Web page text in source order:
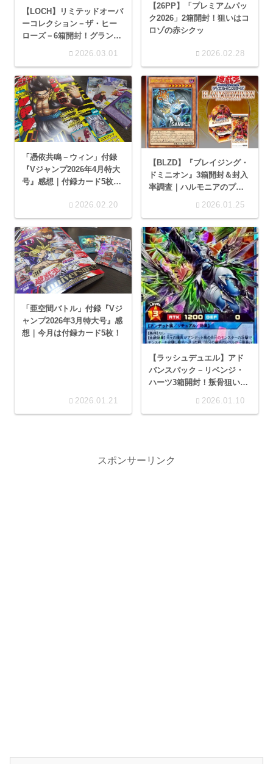
【LOCH】リミテッドオーバ
ーコレクション－ザ・ヒー
ローズ－6箱開封！グランド
マスターレア来いィ
2026.03.01
【26PP】「プレミアムパッ
ク2026」2箱開封！狙いはコ
ロゾの赤シクッ
2026.02.28
「憑依共鳴－ウィン」付録
『Vジャンプ2026年4月特大
号』感想｜付録カード5枚付
2026.02.20
【BLZD】『ブレイジング・
ドミニオン』3箱開封＆封入
率調査｜ハルモニアのプリ
2026.01.25
「亜空間バトル」付録『Vジ
ャンプ2026年3月特大号』感
想｜今月は付録カード5枚！
2026.01.21
【ラッシュデュエル】アド
バンスパック－リベンジ・
ハーツ3箱開封！叛骨狙いで
2026.01.10
スポンサーリンク